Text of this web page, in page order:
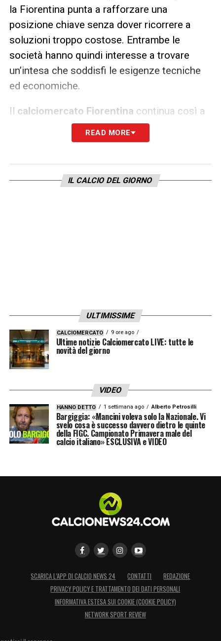
la Fiorentina punta a rafforzare una
posizione chiave senza dover ricorrere a
soluzioni troppo costose. Entrambe le
società hanno quindi interesse a trovare
un’intesa che soddisfi le esigenze tecniche
ed economiche.
Il calciomercato Fiorentina continua così a
seguire con attenzione Mandas, pronto a
valutare l’offerta della società viola.
rappresenterebbe un tassello importante per
la Fiorentina e un’occasione per il portiere
READ MORE
IL CALCIO DEL GIORNO
ULTIMISSIME
CALCIOMERCATO 9 ore ago
Ultime notizie Calciomercato LIVE: tutte le
novità del giorno
VIDEO
HANNO DETTO 1 settimana ago Alberto Petrosilli
Bargiggia: «Mancini voleva solo la Nazionale. Vi
svelo cosa è successo davvero dietro le quinte
della FIGC. Campionato Primavera male del
calcio italiano» ESCLUSIVA e VIDEO
SCARICA L’APP DI CALCIO NEWS 24 CONTATTI
REDAZIONE
PRIVACY POLICY E TRATTAMENTO DEI DATI PERSONALI
INFORMATIVA ESTESA SUI COOKIE (COOKIE POLICY)
NETWORK SPORT REVIEW